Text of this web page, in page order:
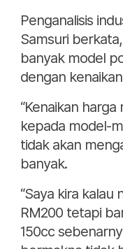
Penganalisis
Samsuri
banyak model
dengan
“Kenaikan
kepada model-
tidak akan
banyak.
“Saya kira kalau
RM200 tetapi
150cc